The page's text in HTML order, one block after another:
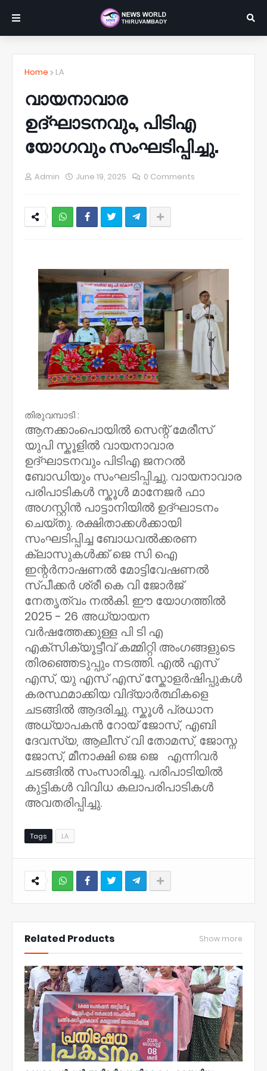
Home LA
വായനാവാര
ഉദ്ഘാടനവും, പിടിഎ
യോഗവും സംഘടിപ്പിച്ചു.
Admin June 19, 2025 0 Comments
തിരുവമ്പാടി :
ആനക്കാംപൊയിൽ സെന്റ് മേരീസ്
യുപി സ്കൂളിൽ വായനാവാര
ഉദ്ഘാടനവും പിടിഎ ജനറൽ
ബോഡിയും സംഘടിപ്പിച്ചു. വായനാവാര
പരിപാടികൾ സ്കൂൾ മാനേജർ ഫാ
അഗസ്റ്റിൻ പാട്ടാനിയിൽ ഉദ്ഘാടനം
ചെയ്തു. രക്ഷിതാക്കൾക്കായി
സംഘടിപ്പിച്ച ബോധവൽക്കരണ
ക്ലാസുകൾക്ക് ജെ സി ഐ
ഇന്റർനാഷണൽ മോട്ടിവേഷണൽ
സ്പീക്കർ ശ്രീ കെ വി ജോർജ്
നേതൃത്വം നൽകി. ഈ യോഗത്തിൽ
2025 - 26 അധ്യായന
വർഷത്തേക്കുള്ള പി ടി എ
എക്സിക്യൂട്ടീവ് കമ്മിറ്റി അംഗങ്ങളുടെ
തിരഞ്ഞെടുപ്പും നടത്തി. എൽ എസ്
എസ്, യു എസ് എസ് സ്കോളർഷിപ്പുകൾ
കരസ്ഥമാക്കിയ വിദ്യാർത്ഥികളെ
ചടങ്ങിൽ ആദരിച്ചു. സ്കൂൾ പ്രധാന
അധ്യാപകൻ റോയ് ജോസ്, എബി
ദേവസ്യ, ആലീസ് വി തോമസ്, ജോസ്ന
ജോസ്, മീനാക്ഷി ജെ ജെ എന്നിവർ
ചടങ്ങിൽ സംസാരിച്ചു. പരിപാടിയിൽ
കുട്ടികൾ വിവിധ കലാപരിപാടികൾ
അവതരിപ്പിച്ചു.
Tags LA
Related Products Show more